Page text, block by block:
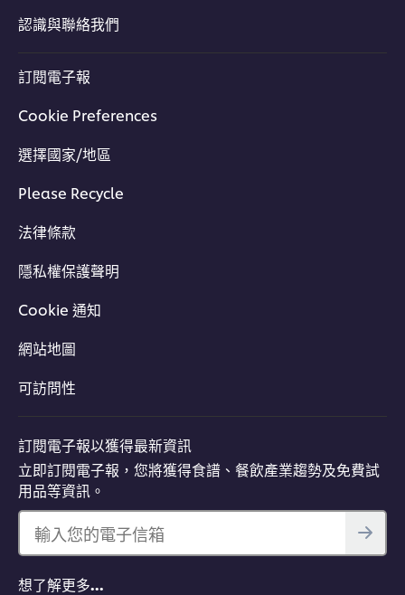
認識與聯絡我們
訂閱電子報
Cookie Preferences
選擇國家/地區
Please Recycle
法律條款
隱私權保護聲明
Cookie 通知
網站地圖
可訪問性
訂閱電子報以獲得最新資訊
立即訂閱電子報，您將獲得食譜、餐飲產業趨勢及免費試
用品等資訊。
輸入您的電子信箱
想了解更多…